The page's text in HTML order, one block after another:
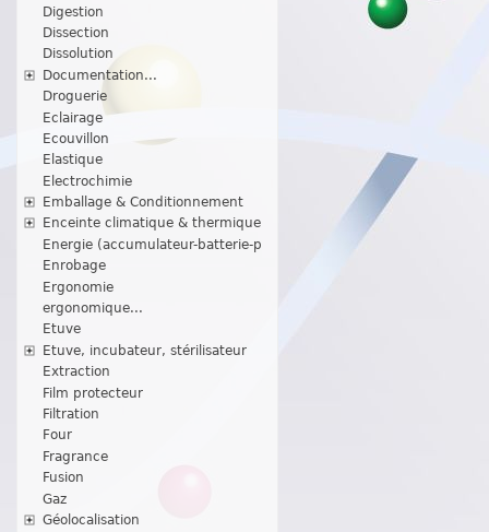
Digestion
Dissection
Dissolution
Documentation...
Droguerie
Eclairage
Ecouvillon
Elastique
Electrochimie
Emballage & Conditionnement
Enceinte climatique & thermique
Energie (accumulateur-batterie-p
Enrobage
Ergonomie
ergonomique...
Etuve
Etuve, incubateur, stérilisateur
Extraction
Film protecteur
Filtration
Four
Fragrance
Fusion
Gaz
Géolocalisation